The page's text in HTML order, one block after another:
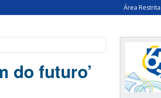
Área Restrita
do futuro’